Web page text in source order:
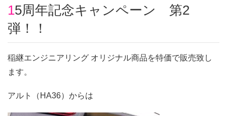
15周年記念キャンペーン 第2
弾！！
稲継エンジニアリング オリジナル商品を特価で販売致し
ます。
アルト（HA36）からは